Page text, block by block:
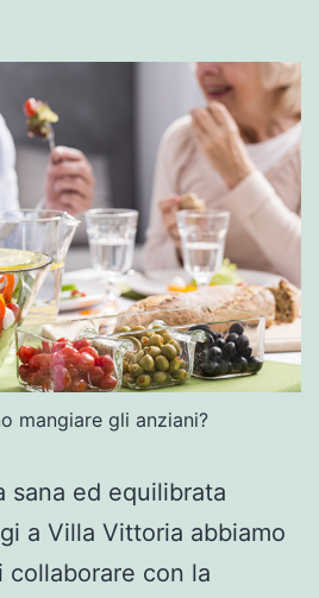
mangiare gli anziani?
sana ed equilibrata
a Villa Vittoria abbiamo
con la